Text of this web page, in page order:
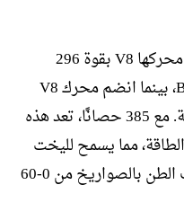
عند الحديث عن جاكوار، استبدل محركها V8 بقوة 296
حصانًا وبسعة 4.4 لتر وحدة BMW، بينما انضم محرك V8
سعة 4.2 لتر من XK8 إلى التشكيلة. مع 385 حصانًا، تعد هذه
مما يسمح لليخت
البري الذي يبلغ وزنه طنين ونصف الطن بالصواريخ من 0-60